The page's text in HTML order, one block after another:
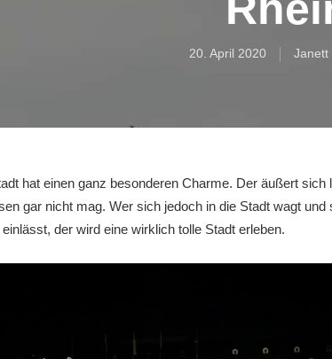
20. April 2020 Janett
hat einen ganz besonderen Charme. Der äußert
gar nicht mag. Wer sich jedoch in die Stadt wagt
der wird eine wirklich tolle Stadt erleben.